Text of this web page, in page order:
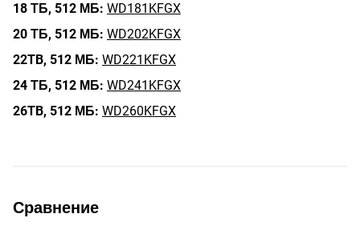
18 ТБ, 512 МБ: WD181KFGX
20 ТБ, 512 МБ: WD202KFGX
22TB, 512 МБ: WD221KFGX
24 ТБ, 512 МБ: WD241KFGX
26TB, 512 МБ: WD260KFGX
Сравнение